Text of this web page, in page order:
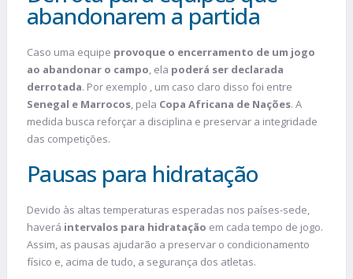
abandonarem a partida
Caso uma equipe provoque o encerramento de um jogo
ao abandonar o campo, ela poderá ser declarada
derrotada. Por exemplo , um caso claro disso foi entre
Senegal e Marrocos, pela Copa Africana de Nações. A
medida busca reforçar a disciplina e preservar a integridade
das competições.
Pausas para hidratação
Devido às altas temperaturas esperadas nos países-sede,
haverá intervalos para hidratação em cada tempo de jogo.
Assim, as pausas ajudarão a preservar o condicionamento
físico e, acima de tudo, a segurança dos atletas.